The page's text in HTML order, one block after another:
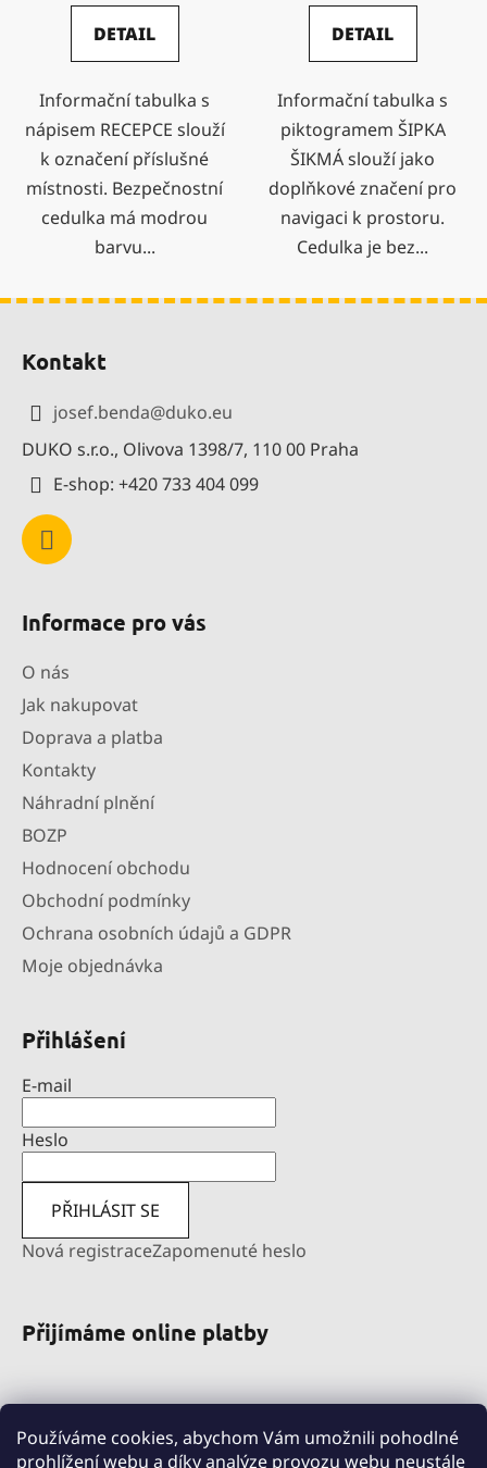
Používáme cookies, abychom Vám umožnili pohodlné
prohlížení webu a díky analýze provozu webu neustále
DETAIL
Informační tabulka s
nápisem RECEPCE slouží
k označení příslušné
místnosti. Bezpečnostní
cedulka má modrou
barvu...
DETAIL
Informační tabulka s
piktogramem ŠIPKA
ŠIKMÁ slouží jako
doplňkové značení pro
navigaci k prostoru.
Cedulka je bez...
Kontakt
josef.benda@duko.eu
DUKO s.r.o., Olivova 1398/7, 110 00 Praha
E-shop: +420 733 404 099
Informace pro vás
O nás
Jak nakupovat
Doprava a platba
Kontakty
Náhradní plnění
BOZP
Hodnocení obchodu
Obchodní podmínky
Ochrana osobních údajů a GDPR
Moje objednávka
Přihlášení
E-mail
Heslo
PŘIHLÁSIT SE
Nová registraceZapomenuté heslo
Přijímáme online platby